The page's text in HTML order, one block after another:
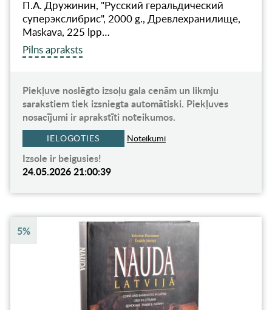
П.А. Дружинин, "Русский геральдический
суперэкслибрис", 2000 g., Древлехранилище,
Maskava, 225 lpp…
Pilns apraksts
Piekļuve noslēgto izsoļu gala cenām un likmju
sarakstiem tiek izsniegta automātiski. Piekļuves
nosacījumi ir aprakstīti noteikumos.
IELOGOTIES Noteikumi
Izsole ir beigusies!
24.05.2026 21:00:39
5%